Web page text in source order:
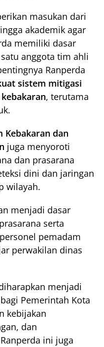
masukan dari
akademik agar
memiliki dasar
anggota tim ahli
Ranperda
sistem mitigasi
, terutama
Kebakaran dan
juga menyoroti
dan prasarana
dini dan jaringan
wilayah.
menjadi dasar
serta
pemadam
perwakilan dinas
menjadi
bagi Pemerintah Kota
kebijakan
dan
ini juga